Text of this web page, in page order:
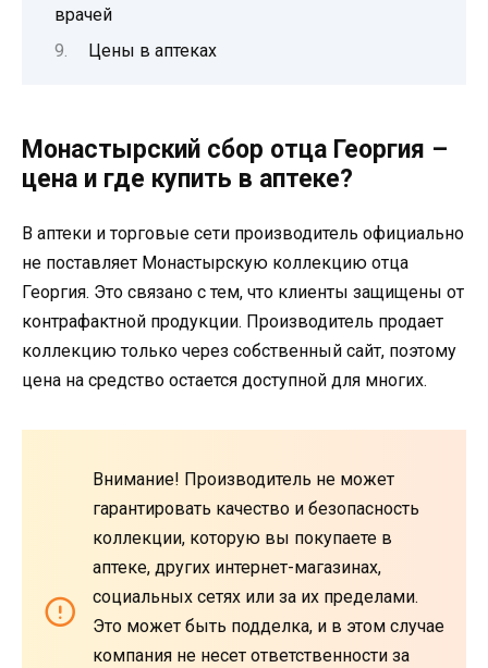
врачей
Цены в аптеках
Монастырский сбор отца Георгия –
цена и где купить в аптеке?
В аптеки и торговые сети производитель официально
не поставляет Монастырскую коллекцию отца
Георгия. Это связано с тем, что клиенты защищены от
контрафактной продукции. Производитель продает
коллекцию только через собственный сайт, поэтому
цена на средство остается доступной для многих.
Внимание! Производитель не может
гарантировать качество и безопасность
коллекции, которую вы покупаете в
аптеке, других интернет-магазинах,
социальных сетях или за их пределами.
Это может быть подделка, и в этом случае
компания не несет ответственности за